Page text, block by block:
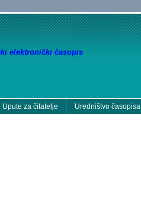
elektronički časopis
Upute za čitatelje Uredništvo časopisa